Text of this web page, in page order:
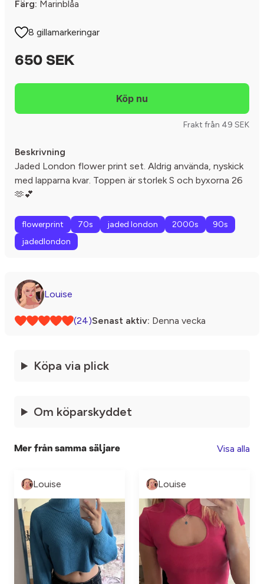
Färg: Marinblåa
8 gillamarkeringar
650 SEK
Frakt från 49 SEK
Beskrivning
Jaded London flower print set. Aldrig använda, nyskick
med lapparna kvar. Toppen är storlek S och byxorna 26
🫶💕
flowerprint 70s jaded london 2000s
90s
jadedlondon
Louise
(24)Senast aktiv: Denna vecka
Köpa via plick
Om köparskyddet
Mer från samma säljare Visa alla
Louise Louise